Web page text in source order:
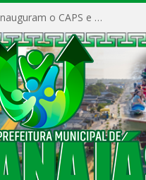
Prefeito Vivaldo Mendes e vice-prefeito Quito inauguram o CAPS e fortalecem a saúde pública em Anajás.